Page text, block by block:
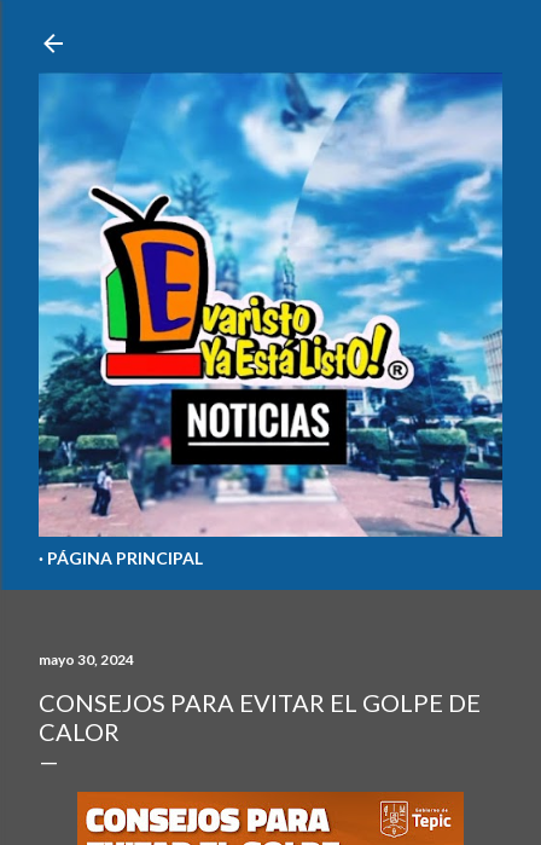
PÁGINA PRINCIPAL
mayo 30, 2024
CONSEJOS PARA EVITAR EL GOLPE DE
CALOR